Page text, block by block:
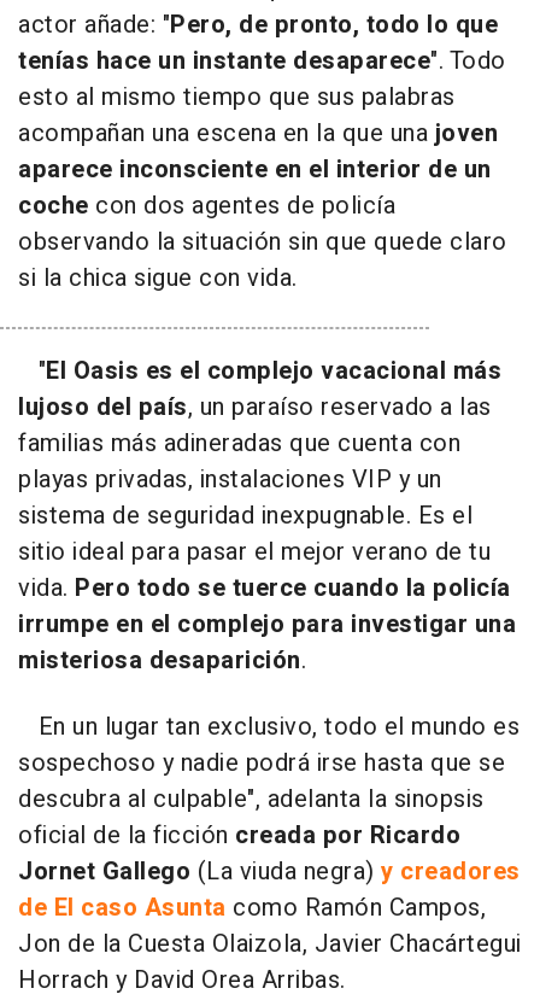
actor añade: "Pero, de pronto, todo lo que
tenías hace un instante desaparece". Todo
esto al mismo tiempo que sus palabras
acompañan una escena en la que unajoven
aparece inconsciente en el interior de un
coche con dos agentes de policía
observando la situación sin que quede claro
si la chica sigue con vida.
"El Oasis es el complejo vacacional más
lujoso del país, un paraíso reservado a las
familias más adineradas que cuenta con
playas privadas, instalaciones VIP y un
sistema de seguridad inexpugnable. Es el
sitio ideal para pasar el mejor verano de tu
vida. Pero todo se tuerce cuando la policía
irrumpe en el complejo para investigar una
misteriosa desaparición.
En un lugar tan exclusivo, todo el mundo es
sospechoso y nadie podrá irse hasta que se
descubra al culpable", adelanta la sinopsis
oficial de la ficción creada por Ricardo
Jornet Gallego (La viuda negra) y creadores
de El caso Asunta como Ramón Campos,
Jon de la Cuesta Olaizola, Javier Chacártegui
Horrach y David Orea Arribas.